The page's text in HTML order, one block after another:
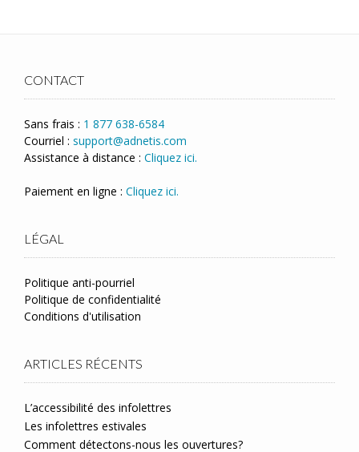
CONTACT
Sans frais : 1 877 638-6584
Courriel : support@adnetis.com
Assistance à distance : Cliquez ici.
Paiement en ligne : Cliquez ici.
LÉGAL
Politique anti-pourriel
Politique de confidentialité
Conditions d'utilisation
ARTICLES RÉCENTS
L’accessibilité des infolettres
Les infolettres estivales
Comment détectons-nous les ouvertures?